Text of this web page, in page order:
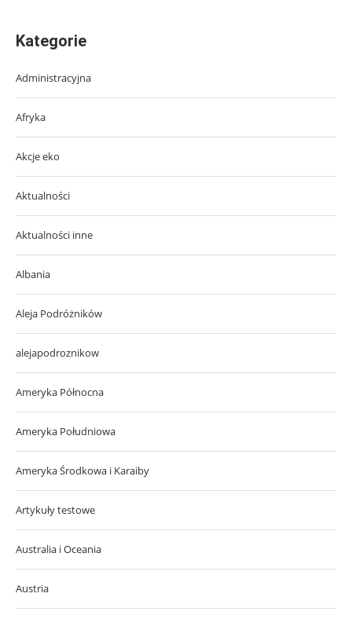
Kategorie
Administracyjna
Afryka
Akcje eko
Aktualności
Aktualności inne
Albania
Aleja Podróżników
alejapodroznikow
Ameryka Północna
Ameryka Południowa
Ameryka Środkowa i Karaiby
Artykuły testowe
Australia i Oceania
Austria